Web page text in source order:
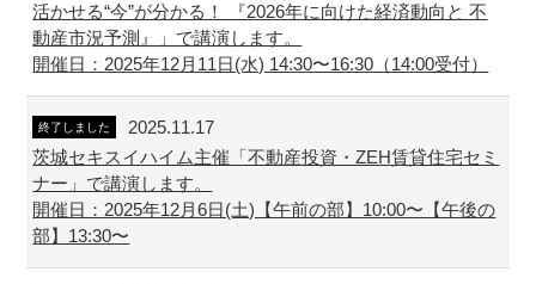
活かせる“今”が分かる！ 『2026年に向けた経済動向と 不
動産市況予測』」で講演します。
開催日：2025年12月11日(水) 14:30〜16:30（14:00受付）
終了しました
2025.11.17
茨城セキスイハイム主催「不動産投資・ZEH賃貸住宅セミ
ナー」で講演します。
開催日：2025年12月6日(土)【午前の部】10:00〜【午後の
部】13:30〜